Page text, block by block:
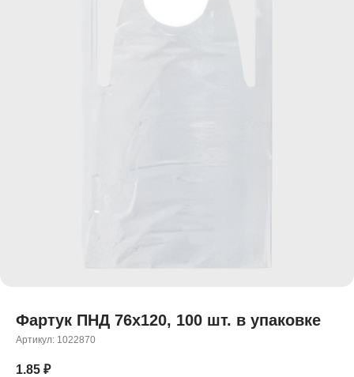
Фартук ПНД 76x120, 100 шт. в упаковке
Артикул: 1022870
1.85 ₽